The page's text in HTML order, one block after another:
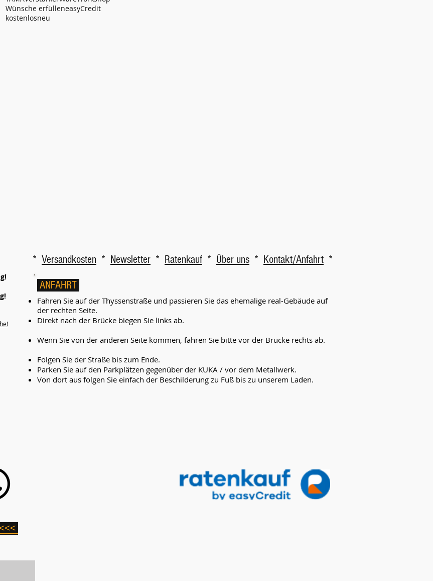
Wünsche erfülleneasyCredit
kostenlosneu
* Versandkosten * Newsletter * Ratenkauf * Über uns * Kontakt/Anfahrt *
ANFAHRT
Fahren Sie auf der Thyssenstraße und passieren Sie das ehemalige real-Gebäude auf
der rechten Seite.
Direkt nach der Brücke biegen Sie links ab.
Wenn Sie von der anderen Seite kommen, fahren Sie bitte vor der Brücke rechts ab.
Folgen Sie der Straße bis zum Ende.
Parken Sie auf den Parkplätzen gegenüber der KUKA / vor dem Metallwerk.
Von dort aus folgen Sie einfach der Beschilderung zu Fuß bis zu unserem Laden.